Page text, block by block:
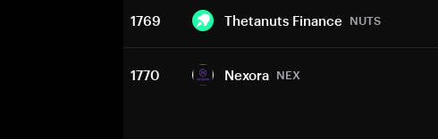
1769 Thetanuts Finance NUTS
1770 Nexora NEX